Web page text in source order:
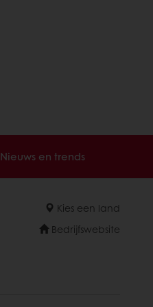
Nieuws en trends
Kies een land
Bedrijfswebsite